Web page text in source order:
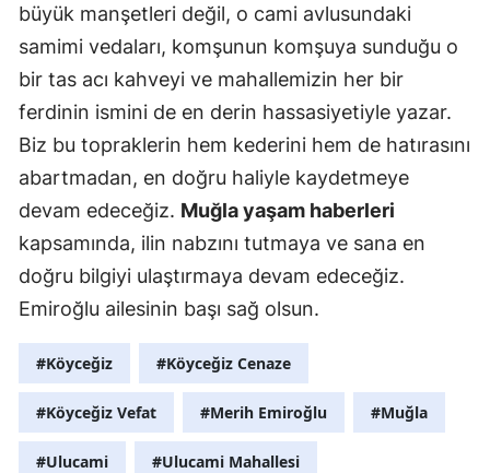
büyük manşetleri değil, o cami avlusundaki
samimi vedaları, komşunun komşuya sunduğu o
bir tas acı kahveyi ve mahallemizin her bir
ferdinin ismini de en derin hassasiyetiyle yazar.
Biz bu topraklerin hem kederini hem de hatırasını
abartmadan, en doğru haliyle kaydetmeye
devam edeceğiz. Muğla yaşam haberleri
kapsamında, ilin nabzını tutmaya ve sana en
doğru bilgiyi ulaştırmaya devam edeceğiz.
Emiroğlu ailesinin başı sağ olsun.
#Köyceğiz #Köyceğiz Cenaze
#Köyceğiz Vefat #Merih Emiroğlu #Muğla
#Ulucami #Ulucami Mahallesi